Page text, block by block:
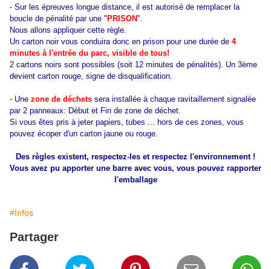
- Sur les épreuves longue distance, il est autorisé de remplacer la
boucle de pénalité par une " PRISON".
Nous allons appliquer cette règle.
Un carton noir vous conduira donc en prison pour une durée de 4
minutes à l'entrée du parc, visible de tous!
2 cartons noirs sont possibles (soit 12 minutes de pénalités). Un 3ème
devient carton rouge, signe de disqualification.
- Une zone de déchets sera installée à chaque ravitaillement signalée
par 2 panneaux: Début et Fin de zone de déchet.
Si vous êtes pris à jeter papiers, tubes ... hors de ces zones, vous
pouvez écoper d'un carton jaune ou rouge.
Des règles existent, respectez-les et respectez l'environnement !
Vous avez pu apporter une barre avec vous, vous pouvez rapporter
l'emballage
#Infos
Partager